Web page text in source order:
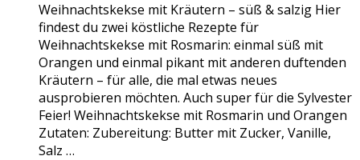
Weihnachtskekse mit Kräutern – süß & salzig Hier
findest du zwei köstliche Rezepte für
Weihnachtskekse mit Rosmarin: einmal süß mit
Orangen und einmal pikant mit anderen duftenden
Kräutern – für alle, die mal etwas neues
ausprobieren möchten. Auch super für die Sylvester
Feier! Weihnachtskekse mit Rosmarin und Orangen
Zutaten: Zubereitung: Butter mit Zucker, Vanille,
Salz …